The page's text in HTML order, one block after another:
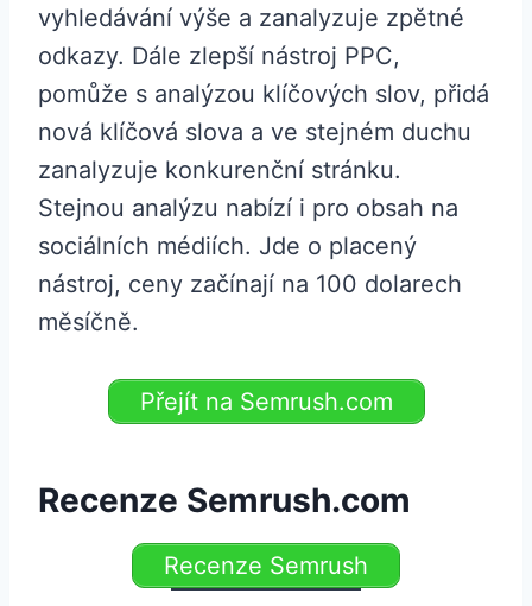
vyhledávání výše a zanalyzuje zpětné
odkazy. Dále zlepší nástroj PPC,
pomůže s analýzou klíčových slov, přidá
nová klíčová slova a ve stejném duchu
zanalyzuje konkurenční stránku.
Stejnou analýzu nabízí i pro obsah na
sociálních médiích. Jde o placený
nástroj, ceny začínají na 100 dolarech
měsíčně.
Přejít na Semrush.com
Recenze Semrush.com
Recenze Semrush